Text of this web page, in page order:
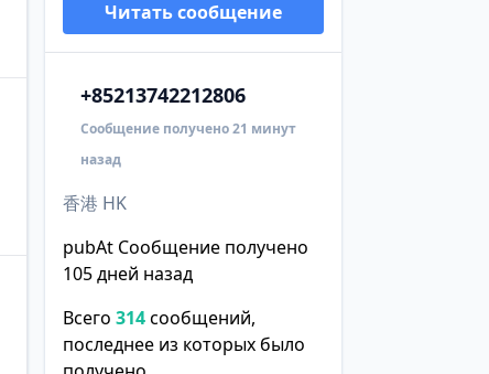
Читать сообщение
+85213742212806
Сообщение получено 21 минут
назад
香港 HK
pubAt Сообщение получено
105 дней назад
Всего 314сообщений,
последнее из которых было